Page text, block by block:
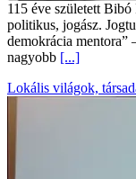
115 éve született
politikus, jogász.
demokrácia mentora”
nagyobb [...]
Lokális világok,